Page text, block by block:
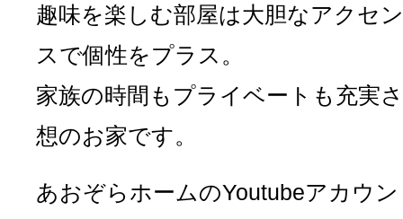
趣味を楽しむ部屋は大胆なアクセ
スで個性をプラス。
家族の時間もプライベートも充実
想のお家です。
あおぞらホームのYoutubeアカウ